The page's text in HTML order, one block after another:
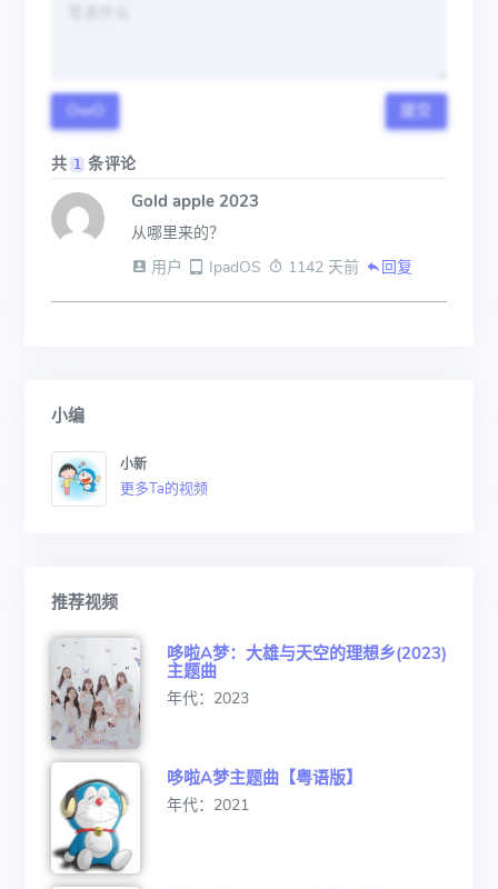
OwO
共 1 条评论
Gold apple 2023
从哪里来的？
用户
IpadOS 1142 天前 回复
小编
小新
更多Ta的视频
推荐视频
哆啦A梦：大雄与天空的理想乡(2023)
主题曲
年代：2023
哆啦A梦主题曲【粤语版】
年代：2021